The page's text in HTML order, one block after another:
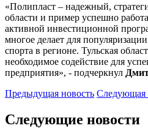
«Полипласт – надежный,
области и пример успешно
активной инвестиционной
многое делает для
спорта в регионе. Тульская
необходимое содействие для
предприятия», - подчеркнул
Предыдущая новость Следующая
Следующие новости